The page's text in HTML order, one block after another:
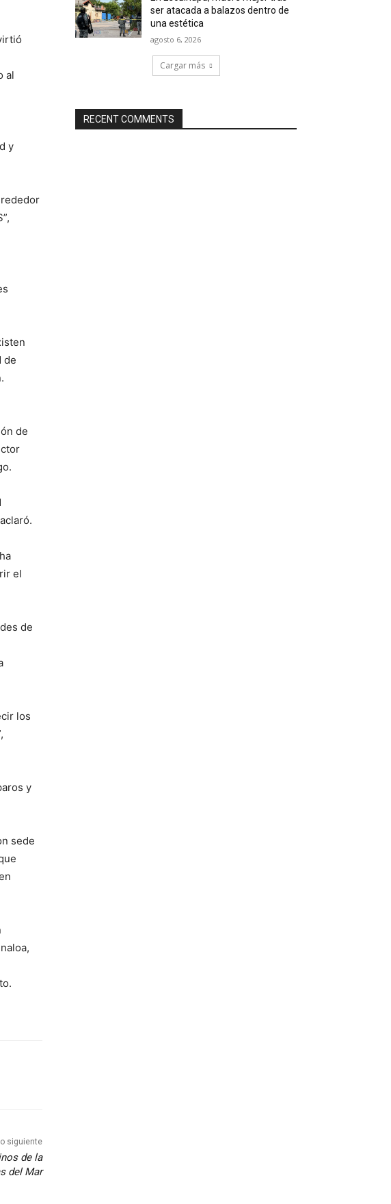
al
y
de
de
el
de
los
y
sede
siguiente
de la
del Mar
ser atacada a balazos dentro de
una estética
agosto 6, 2026
Cargar más
RECENT COMMENTS